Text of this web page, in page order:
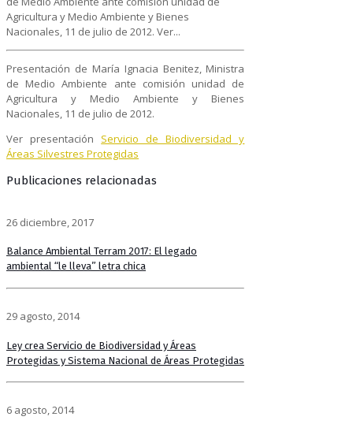
Agricultura y Medio Ambiente y Bienes
Nacionales, 11 de julio de 2012. Ver...
Presentación de María Ignacia Benitez, Ministra
de Medio Ambiente ante comisión unidad de
Agricultura y Medio Ambiente y Bienes
Nacionales, 11 de julio de 2012.
Ver presentación Servicio de Biodiversidad y
Áreas Silvestres Protegidas
Publicaciones relacionadas
26 diciembre, 2017
Balance Ambiental Terram 2017: El legado
ambiental “le lleva” letra chica
29 agosto, 2014
Ley crea Servicio de Biodiversidad y Áreas
Protegidas y Sistema Nacional de Áreas Protegidas
6 agosto, 2014